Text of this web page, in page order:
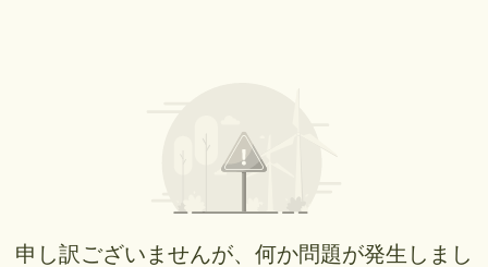
申し訳ございませんが、何か問題が発生しまし